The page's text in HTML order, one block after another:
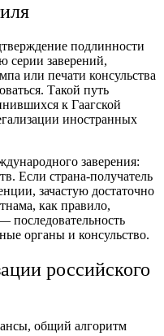
подлинности
серии заверений,
или печати консульства
Такой путь
к Гаагской
иностранных
заверения:
Если страна-получатель
зачастую достаточно
как правило,
последовательность
органы и консульство.
российского
общий алгоритм